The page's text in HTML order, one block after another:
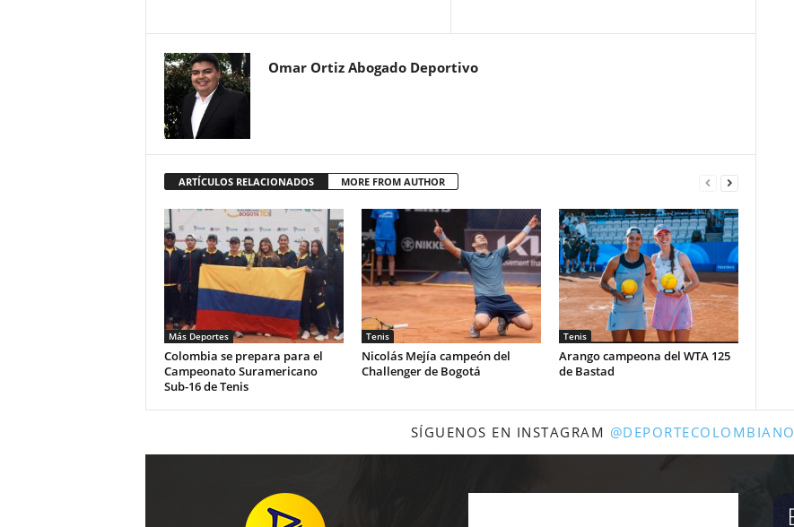
Omar Ortiz Abogado Deportivo
ARTÍCULOS RELACIONADOS MORE FROM AUTHOR
Más Deportes
Colombia se prepara para el
Campeonato Suramericano
Sub-16 de Tenis
Tenis
Nicolás Mejía campeón del
Challenger de Bogotá
Tenis
Arango campeona del WTA 125
de Bastad
SÍGUENOS EN INSTAGRAM @DEPORTECOLOMBIANO